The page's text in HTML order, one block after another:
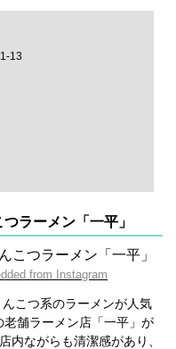
13
ラーメン「一平」
from Instagram
こつ系のラーメンが人気
舗ラーメン店「一平」が
内ながらも清潔感があり、